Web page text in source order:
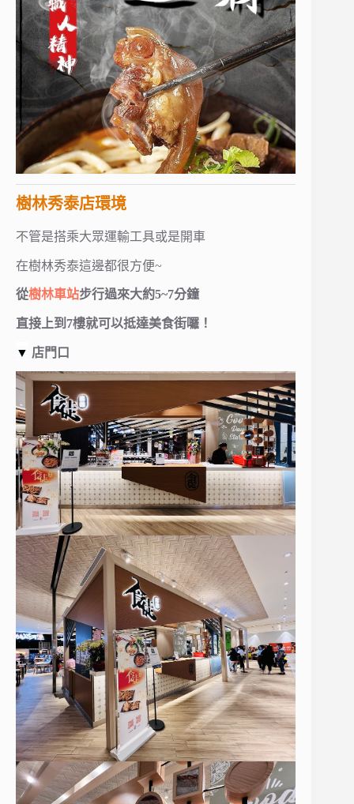
樹林秀泰店環境
不管是搭乘大眾運輸工具或是開車
在樹林秀泰這邊都很方便~
從樹林車站步行過來大約5~7分鐘
直接上到7樓就可以抵達美食街囉！
▼ 店門口